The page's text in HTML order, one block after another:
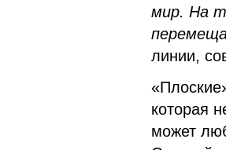
мир. На
линии,
которая
может